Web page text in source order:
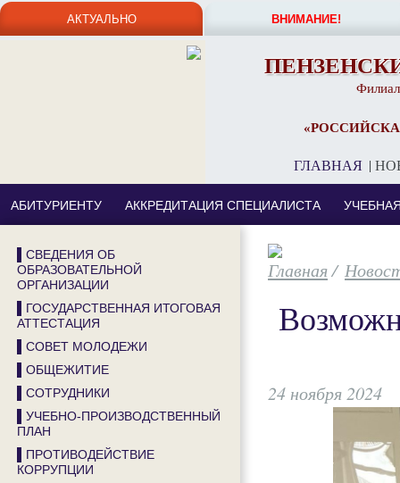
АКТУАЛЬНО ВНИМАНИЕ!
ГЛАВНАЯ |
АБИТУРИЕНТУ АККРЕДИТАЦИЯ СПЕЦИАЛИСТА
/
24 ноября 2024
▌СВЕДЕНИЯ ОБ
ОБРАЗОВАТЕЛЬНОЙ
ОРГАНИЗАЦИИ
▌ГОСУДАРСТВЕННАЯ ИТОГОВАЯ
АТТЕСТАЦИЯ
▌СОВЕТ МОЛОДЕЖИ
▌ОБЩЕЖИТИЕ
▌СОТРУДНИКИ
▌УЧЕБНО-ПРОИЗВОДСТВЕННЫЙ
ПЛАН
▌ПРОТИВОДЕЙСТВИЕ
КОРРУПЦИИ